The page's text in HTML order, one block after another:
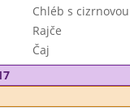
Chléb s
Rajče
Čaj